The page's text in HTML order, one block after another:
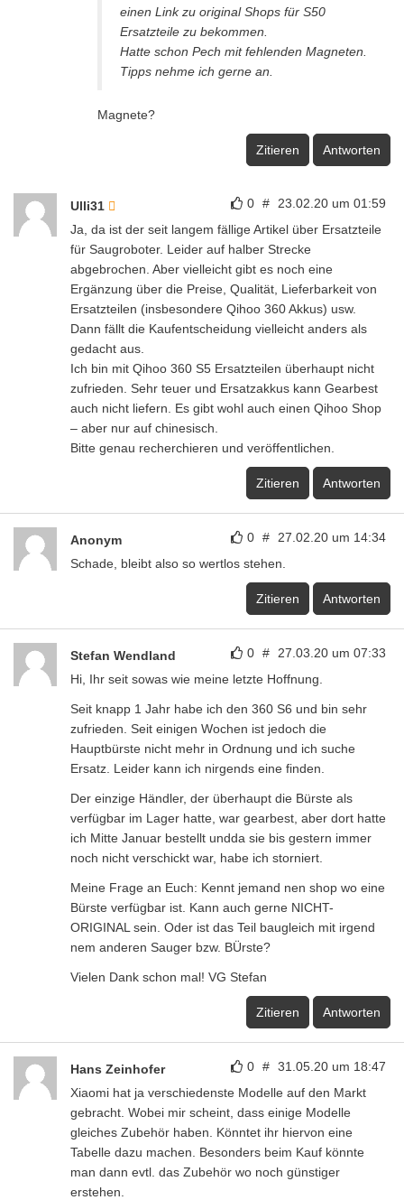
einen Link zu original Shops für S50
Ersatzteile zu bekommen.
Hatte schon Pech mit fehlenden Magneten.
Tipps nehme ich gerne an.
Magnete?
Zitieren Antworten
0 # 23.02.20 um 01:59
Ulli31
Ja, da ist der seit langem fällige Artikel über Ersatzteile
für Saugroboter. Leider auf halber Strecke
abgebrochen. Aber vielleicht gibt es noch eine
Ergänzung über die Preise, Qualität, Lieferbarkeit von
Ersatzteilen (insbesondere Qihoo 360 Akkus) usw.
Dann fällt die Kaufentscheidung vielleicht anders als
gedacht aus.
Ich bin mit Qihoo 360 S5 Ersatzteilen überhaupt nicht
zufrieden. Sehr teuer und Ersatzakkus kann Gearbest
auch nicht liefern. Es gibt wohl auch einen Qihoo Shop
– aber nur auf chinesisch.
Bitte genau recherchieren und veröffentlichen.
Zitieren Antworten
0 # 27.02.20 um 14:34
Anonym
Schade, bleibt also so wertlos stehen.
Zitieren Antworten
0 # 27.03.20 um 07:33
Stefan Wendland
Hi, Ihr seit sowas wie meine letzte Hoffnung.
Seit knapp 1 Jahr habe ich den 360 S6 und bin sehr
zufrieden. Seit einigen Wochen ist jedoch die
Hauptbürste nicht mehr in Ordnung und ich suche
Ersatz. Leider kann ich nirgends eine finden.
Der einzige Händler, der überhaupt die Bürste als
verfügbar im Lager hatte, war gearbest, aber dort hatte
ich Mitte Januar bestellt undda sie bis gestern immer
noch nicht verschickt war, habe ich storniert.
Meine Frage an Euch: Kennt jemand nen shop wo eine
Bürste verfügbar ist. Kann auch gerne NICHT-
ORIGINAL sein. Oder ist das Teil baugleich mit irgend
nem anderen Sauger bzw. BÜrste?
Vielen Dank schon mal! VG Stefan
Zitieren Antworten
0 # 31.05.20 um 18:47
Hans Zeinhofer
Xiaomi hat ja verschiedenste Modelle auf den Markt
gebracht. Wobei mir scheint, dass einige Modelle
gleiches Zubehör haben. Könntet ihr hiervon eine
Tabelle dazu machen. Besonders beim Kauf könnte
man dann evtl. das Zubehör wo noch günstiger
erstehen.